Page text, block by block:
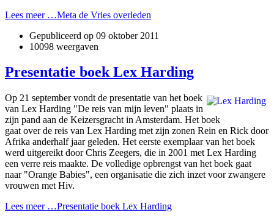
Lees meer …Meta de Vries overleden
Gepubliceerd op 09 oktober 2011
10098 weergaven
Presentatie boek Lex Harding
Op 21 september vondt de presentatie van het boek
van Lex Harding "De reis van mijn leven" plaats in
zijn pand aan de Keizersgracht in Amsterdam. Het boek
gaat over de reis van Lex Harding met zijn zonen Rein en Rick door
Afrika anderhalf jaar geleden. Het eerste exemplaar van het boek
werd uitgereikt door Chris Zeegers, die in 2001 met Lex Harding
een verre reis maakte. De volledige opbrengst van het boek gaat
naar "Orange Babies", een organisatie die zich inzet voor zwangere
vrouwen met Hiv.
Lees meer …Presentatie boek Lex Harding